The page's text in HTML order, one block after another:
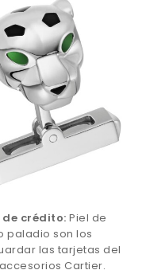
crédito: Piel de
paladio son los
las tarjetas del
Cartier.